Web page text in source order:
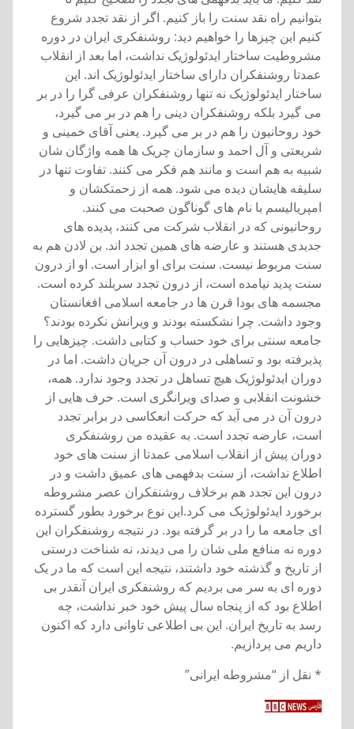
بتوانيم راه نقد سنت را باز کنيم. اگر از نقد تجدد شروع
کنيم اين چيزها را خواهيم ديد: روشنفکری ايران در دوره
مشروطيت ساختار ايدئولوژيک نداشت، اما بعد از انقلاب
عمدتا روشنفکران دارای ساختار ايدئولوژيک اند. اين
ساختار ايدئولوژيک نه تنها روشنفکران عرفی گرا را در بر
می گيرد بلکه روشنفکران دينی را هم در بر می گيرد،
خود روحانيون را هم در بر می گيرد. يعنی آقای خمينی و
شريعتی و آل احمد و سازمان چريک ها همه واژگان شان
شبيه به هم است و مانند هم فکر می کنند. تفاوت تنها در
سليقه هايشان ديده می شود. همه از زحمتکشان و
امپرياليسم با نام های گوناگون صحبت می کنند.
روحانيونی که در انقلاب شرکت می کنند، پديده های
جديدی هستند و عارضه های همين تجدد اند. بن لادن هم به
سنت مربوط نيست. سنت برای او ابزار است. او از درون
سنت پديد نيامده است، از درون تجدد سربلند کرده است.
مجسمه های بودا قرن ها در جامعه اسلامی افغانستان
وجود داشت. چرا نشکسته بودند و ويرانش نکرده بودند؟
جامعه سنتی برای خود حساب و کتابی داشت. چيزهايی را
پذيرفته بود و تساهلی در درون آن جريان داشت. اما در
دوران ايدئولوژيک هيچ تساهل در تجدد وجود ندارد. همه،
خشونت انقلابی و صدای ويرانگری است. حرف هايی از
درون آن در می آيد که حرکت انعکاسی در برابر تجدد
است، عارضه تجدد است. به عقيده من روشنفکری
دوران پيش از انقلاب اسلامی عمدتا از سنت های خود
اطلاع نداشت، از سنت بدفهمی های عميق داشت و در
درون اين تجدد هم برخلاف روشنفکران عصر مشروطه
برخورد ايدئولوژيک می کرد.اين نوع برخورد بطور گسترده
ای جامعه ما را در بر گرفته بود. در نتيجه روشنفکران اين
دوره نه منافع ملی شان را می ديدند، نه شناخت درستی
از تاريخ و گذشته خود داشتند، نتيجه اين است که ما در يک
دوره ای به سر می برديم که روشنفکری ايران آنقدر بی
اطلاع بود که از پنجاه سال پيش خود خبر نداشت، چه
رسد به تاريخ ايران. اين بی اطلاعی تاوانی دارد که اکنون
داريم می پردازيم.
* نقل از “مشروطه ايرانی”